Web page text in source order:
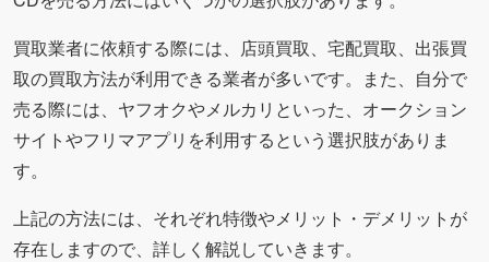
買取業者に依頼する際には、店頭買取、宅配買取、出張買
取の買取方法が利用できる業者が多いです。また、自分で
売る際には、ヤフオクやメルカリといった、オークション
サイトやフリマアプリを利用するという選択肢がありま
す。
上記の方法には、それぞれ特徴やメリット・デメリットが
存在しますので、詳しく解説していきます。